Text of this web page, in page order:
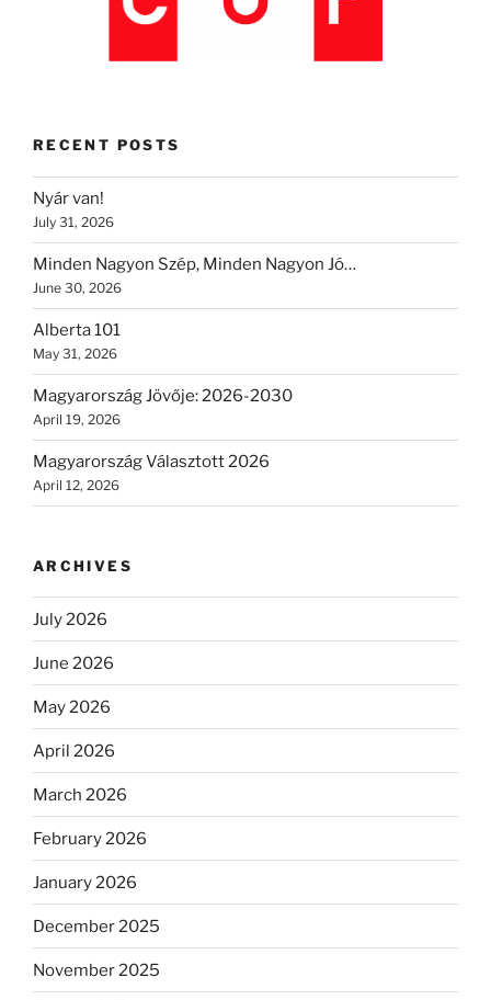
RECENT POSTS
Nyár van!
July 31, 2026
Minden Nagyon Szép, Minden Nagyon Jó…
June 30, 2026
Alberta 101
May 31, 2026
Magyarország Jövője: 2026-2030
April 19, 2026
Magyarország Választott 2026
April 12, 2026
ARCHIVES
July 2026
June 2026
May 2026
April 2026
March 2026
February 2026
January 2026
December 2025
November 2025